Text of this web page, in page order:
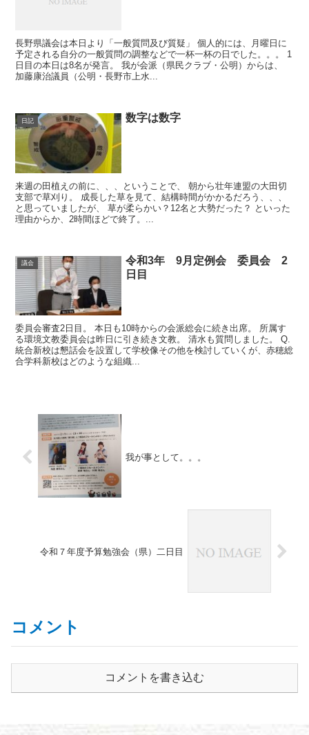
長野県議会は本日より「一般質問及び質疑」 個人的には、月曜日に
予定される自分の一般質問の調整などで一杯一杯の日でした。。。 1
日目の本日は8名が発言。 我が会派（県民クラブ・公明）からは、
加藤康治議員（公明・長野市上水...
日記 数字は数字
来週の田植えの前に、、、ということで、 朝から壮年連盟の大田切
支部で草刈り。 成長した草を見て、結構時間がかかるだろう、、、
と思っていましたが、 草が柔らかい？12名と大勢だった？ といった
理由からか、2時間ほどで終了。...
議会
令和3年 9月定例会 委員会 2
日目
委員会審査2日目。 本日も10時からの会派総会に続き出席。 所属す
る環境文教委員会は昨日に引き続き文教。 清水も質問しました。 Q.
統合新校は懇話会を設置して学校像その他を検討していくが、赤穂総
合学科新校はどのような組織...
我が事として。。。
令和７年度予算勉強会（県）二日目
コメント
コメントを書き込む